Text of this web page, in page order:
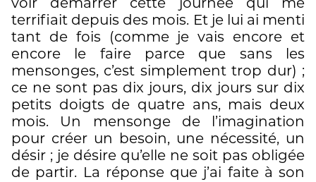
terrifiait depuis des mois. Et je lui ai menti
tant de fois (comme je vais encore et
encore le faire parce que sans les
mensonges, c’est simplement trop dur) ;
ce ne sont pas dix jours, dix jours sur dix
petits doigts de quatre ans, mais deux
mois. Un mensonge de l’imagination
pour créer un besoin, une nécessité, un
désir ; je désire qu’elle ne soit pas obligée
de partir. La réponse que j’ai faite à son